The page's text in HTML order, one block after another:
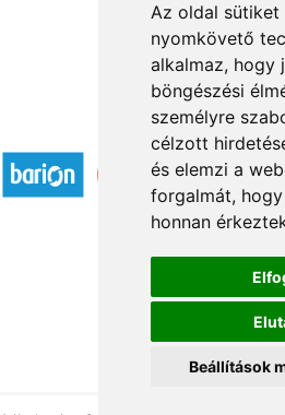
Az oldal sütiket
nyomkövető
alkalmaz, hogy
böngészési
személyre
célzott
és elemzi a
forgalmát,
honnan
Beállítások
Elfogadott fizetési
Á.SZ.F.
Impresszum
Adatkezelési